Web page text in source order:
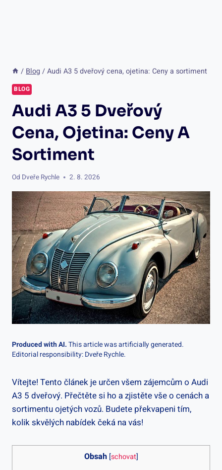
/ Blog / Audi A3 5 dveřový cena, ojetina: Ceny a sortiment
BLOG
Audi A3 5 Dveřový
Cena, Ojetina: Ceny A
Sortiment
Od Dveře Rychle 2. 8. 2026
Produced with AI.This article was artificially generated.
Editorial responsibility: Dveře Rychle.
Vítejte! Tento článek je určen všem zájemcům o Audi
A3 5 dveřový. Přečtěte si ho a zjistěte vše o cenách a
sortimentu ojetých vozů. Budete překvapeni tím,
kolik skvělých nabídek čeká na vás!
Obsah [schovat]